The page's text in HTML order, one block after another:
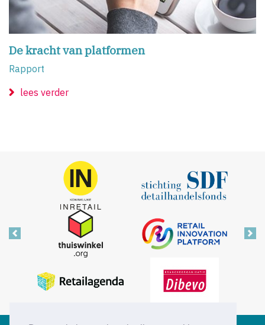
De kracht van platformen
Rapport
lees verder
Vorige